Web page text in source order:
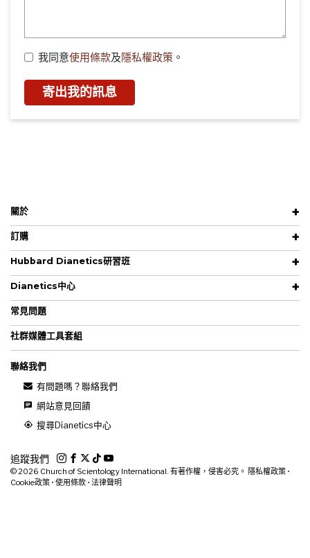
我同意使用條款及隱私權政策 。
寄出我的訊息
關於
訂購
Hubbard Dianetics研習班
Dianetics中心
常見問題
社群媒體工具套組
聯絡我們
有問題嗎？聯絡我們
網站意見回饋
搜尋Dianetics中心
追蹤我們
© 2026 Church of Scientology International. 有著作權，侵害必究。 隱私權政策 •
Cookie政策 • 使用條款 • 法律聲明